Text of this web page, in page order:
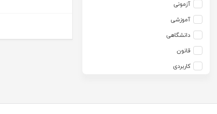
آزاده صادقی
آزیتا قربانی رحیم
آلبرت ون دایسی
آلن ردفرن
آمنه باخدا
آنتونی آگوس
آزمونی
آموزشی
دانشگاهی
قانون
کاربردی